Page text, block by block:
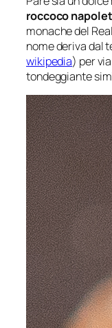
roccoco
monache del
nome deriva dal
wikipedia) per
tondeggiante